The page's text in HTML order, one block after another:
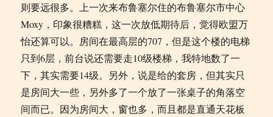
则要远很多。上一次来布鲁塞尔住的布鲁塞尔市中心
Moxy，印象很糟糕，这一次放低期待后，觉得欧盟万
怡还算可以。房间在最高层的707，但是这个楼的电梯
只到6层，前台说还需要走10级楼梯，我特地数了一
下，其实需要14级。另外，说是给的套房，但其实只
是房间大一些，另外多了一个放了一张桌子的角落空
间而已。因为房间大，窗也多，而且都是直通天花板